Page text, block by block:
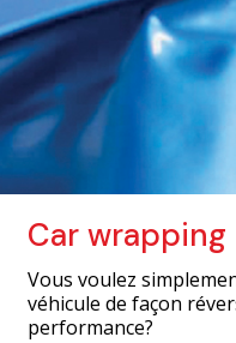
Car wrapping
Vous voulez
véhicule de façon
performance?